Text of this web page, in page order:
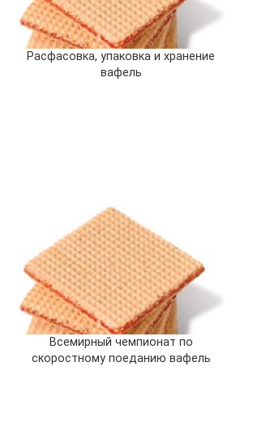
Расфасовка, упаковка и хранение
вафель
Всемирный чемпионат по
скоростному поеданию вафель